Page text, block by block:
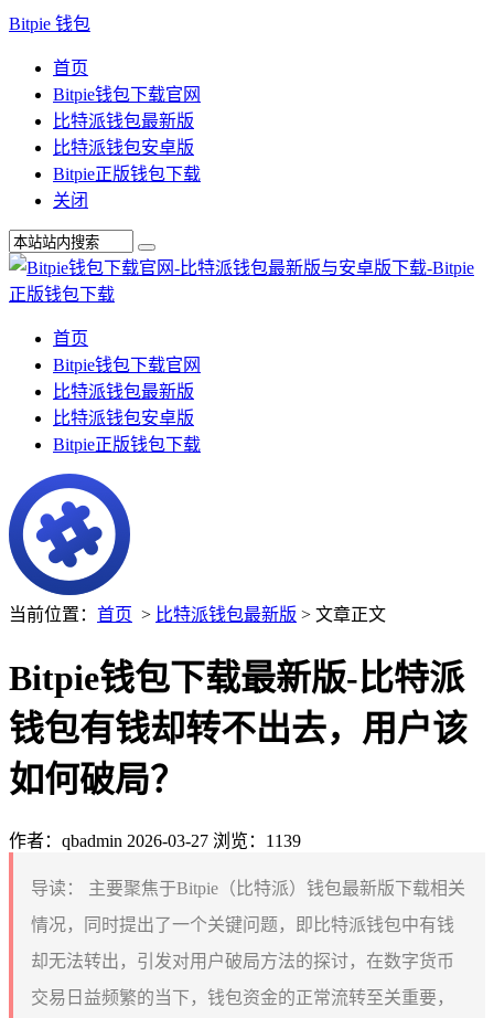
Bitpie 钱包
首页
Bitpie钱包下载官网
比特派钱包最新版
比特派钱包安卓版
Bitpie正版钱包下载
关闭
首页
Bitpie钱包下载官网
比特派钱包最新版
比特派钱包安卓版
Bitpie正版钱包下载
当前位置： 首页 > 比特派钱包最新版 > 文章正文
Bitpie钱包下载最新版-比特派
钱包有钱却转不出去，用户该
如何破局？
作者：qbadmin 2026-03-27 浏览：1139
导读：
主要聚焦于Bitpie（比特派）钱包最新版下载相关
情况，同时提出了一个关键问题，即比特派钱包中有钱
却无法转出，引发对用户破局方法的探讨，在数字货币
交易日益频繁的当下，钱包资金的正常流转至关重要，